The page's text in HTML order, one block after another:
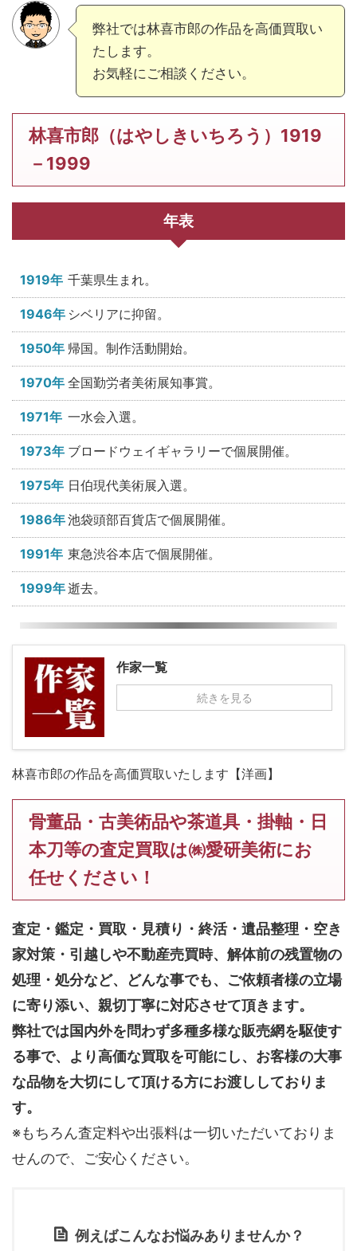
弊社では林喜市郎の作品を高価買取い
たします。
お気軽にご相談ください。
林喜市郎（はやしきいちろう）1919
－1999
年表
1919年 千葉県生まれ。
1946年 シベリアに抑留。
1950年 帰国。制作活動開始。
1970年 全国勤労者美術展知事賞。
1971年 一水会入選。
1973年 ブロードウェイギャラリーで個展開催。
1975年 日伯現代美術展入選。
1986年池袋頭部百貨店で個展開催。
1991年 東急渋谷本店で個展開催。
1999年逝去。
作家一覧
続きを見る
林喜市郎の作品を高価買取いたします【洋画】
骨董品・古美術品や茶道具・掛軸・日
本刀等の査定買取は㈱愛研美術にお
任せください！
査定・鑑定・買取・見積り・終活・遺品整理・空き
家対策・引越しや不動産売買時、解体前の残置物の
処理・処分など、どんな事でも、 ご依頼者様の立場
に寄り添い、親切丁寧に対応させて頂きます。
弊社では国内外を問わず多種多様な販売網を駆使す
る事で、より高価な買取を可能にし、お客様の大事
な品物を大切にして頂ける方にお渡ししておりま
す。
※もちろん査定料や出張料は一切いただいておりま
せんので、ご安心ください。
例えばこんなお悩みありませんか？